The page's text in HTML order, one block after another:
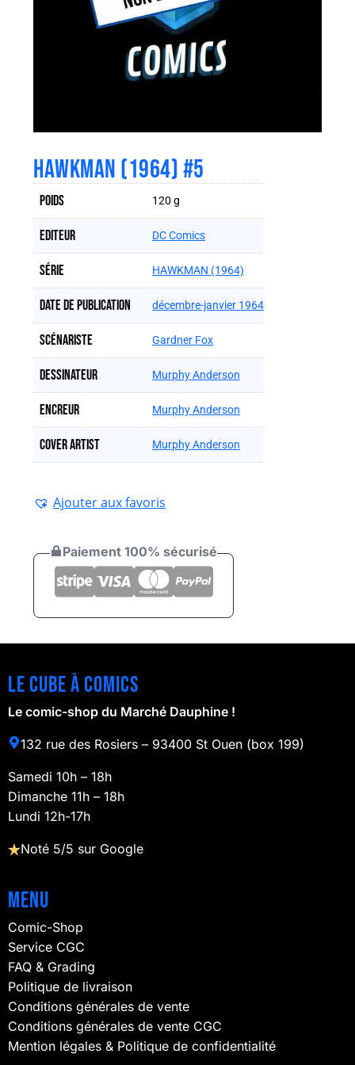
HAWKMAN (1964) #5
Poids 120 g
Editeur DC Comics
Série HAWKMAN (1964)
Date de publication décembre-janvier 1964
Scénariste Gardner Fox
Dessinateur Murphy Anderson
Encreur Murphy Anderson
Cover artist Murphy Anderson
Ajouter aux favoris
Paiement 100% sécurisé
Le cube à comics
Le comic-shop du Marché Dauphine !
132 rue des Rosiers – 93400 St Ouen (box 199)
Samedi 10h – 18h
Dimanche 11h – 18h
Lundi 12h-17h
Noté 5/5 sur Google
Menu
Comic-Shop
Service CGC
FAQ & Grading
Politique de livraison
Conditions générales de vente
Conditions générales de vente CGC
Mention légales & Politique de confidentialité